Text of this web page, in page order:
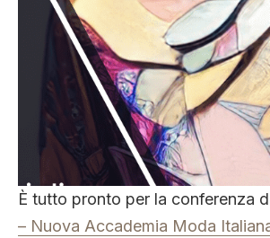
È tutto pronto per la conferenza
– Nuova Accademia Moda